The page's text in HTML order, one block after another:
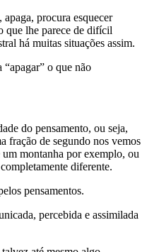
apaga, procura esquecer
que lhe parece de difícil
há muitas situações assim.
“apagar” o que não
do pensamento, ou seja,
fração de segundo nos vemos
montanha por exemplo, ou
diferente.
pensamentos.
percebida e assimilada